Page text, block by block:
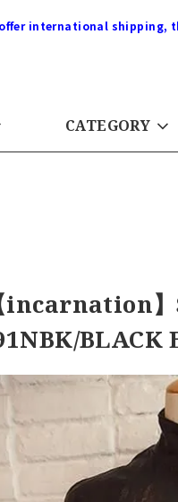
international shipping,
CATEGORY
incarnation
BLACK